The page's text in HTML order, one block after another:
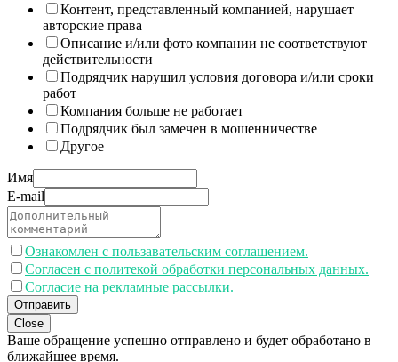
Контент, представленный компанией, нарушает
авторские права
Описание и/или фото компании не соответствуют
действительности
Подрядчик нарушил условия договора и/или сроки
работ
Компания больше не работает
Подрядчик был замечен в мошенничестве
Другое
Имя
E-mail
Ознакомлен с пользавательским соглашением.
Согласен с политекой обработки персональных данных.
Согласие на рекламные рассылки.
Отправить
Close
Ваше обращение успешно отправлено и будет обработано в
ближайшее время.